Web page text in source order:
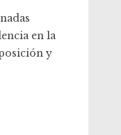
en la
y